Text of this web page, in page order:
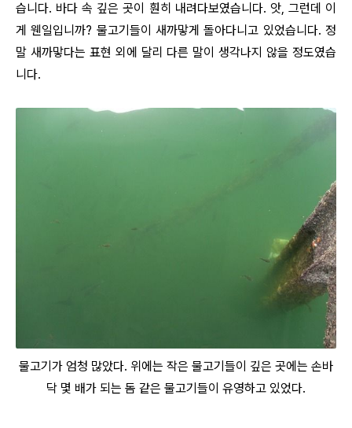
습니다. 바다 속 깊은 곳이 훤히 내려다보였습니다. 앗, 그런데 이
게 웬일입니까? 물고기들이 새까맣게 돌아다니고 있었습니다. 정
말 새까맣다는 표현 외에 달리 다른 말이 생각나지 않을 정도였습
니다.
물고기가 엄청 많았다. 위에는 작은 물고기들이 깊은 곳에는 손바
닥 몇 배가 되는 돔 같은 물고기들이 유영하고 있었다.